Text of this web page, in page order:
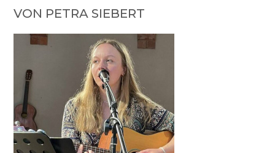
VON PETRA SIEBERT